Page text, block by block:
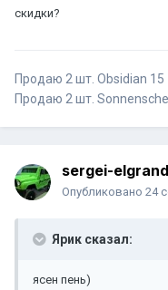
скидки?
Продаю 2 шт. Obsidian 15
Продаю 2 шт.
sergei-elgrand
Опубликовано 24
Ярик сказал:
ясен пень)